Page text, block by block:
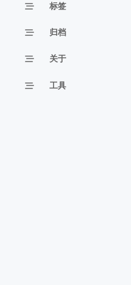
标签
归档
关于
工具